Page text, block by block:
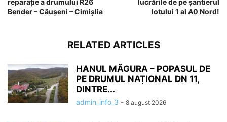
reparație a drumului R26
Bender – Căușeni – Cimișlia
lucrările de pe șantierul
lotului 1 al A0 Nord!
RELATED ARTICLES
HANUL MĂGURA – POPASUL DE
PE DRUMUL NAȚIONAL DN 11,
DINTRE...
admin_info_3 - 8 august 2026